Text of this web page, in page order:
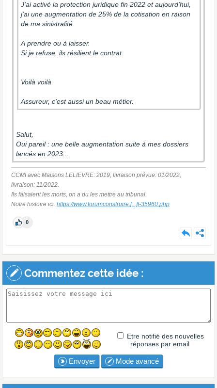
J'ai activé la protection juridique fin 2022 et aujourd'hui,
j'ai une augmentation de 25% de la cotisation en raison
de ma sinistralité.
A prendre ou à laisser.
Si je refuse, ils résilient le contrat.
Voilà voilà
Assureur, c'est aussi un beau métier.
Salut,
Oui pareil : une belle augmentation suite à mes dossiers
lancés en 2023...
CCMI avec Maisons LELIEVRE: 2019, livraison prévue: 01/2022,
livraison: 11/2022.
Ils faisaient les morts, on a du les mettre au tribunal.
Notre histoire ici: https://www.forumconstruire.[...]t-35960.php
0
Commentez cette idée :
Etre notifié des nouvelles
réponses par email
Envoyer Mode avancé